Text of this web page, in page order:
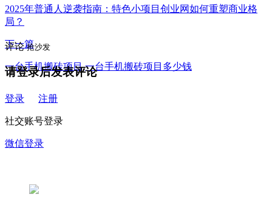
2025年普通人逆袭指南：特色小项目创业网如何重塑商业格
局？
下一篇
一台手机搬砖项目,一台手机搬砖项目多少钱
评论抢沙发
请登录后发表评论
登录 注册
社交账号登录
微信登录